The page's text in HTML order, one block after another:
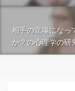
相手の立場になっ
か？の心理学の研